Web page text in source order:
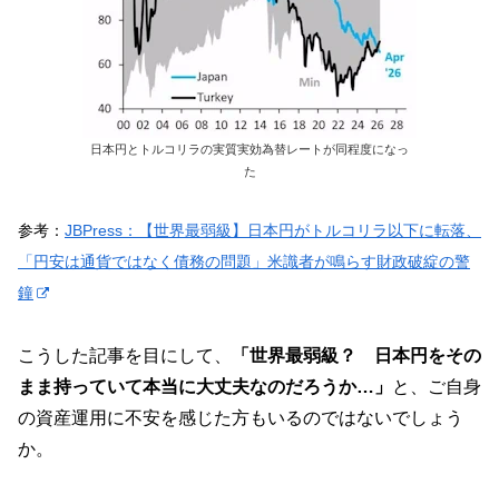
日本円とトルコリラの実質実効為替レートが同程度になっ
た
参考： JBPress：【世界最弱級】日本円がトルコリラ以下に転落、
「円安は通貨ではなく債務の問題」米識者が鳴らす財政破綻の警
鐘
こうした記事を目にして、
「世界最弱級？ 日本円をその
まま持っていて本当に大丈夫なのだろうか…」 と、ご自身
の資産運用に不安を感じた方もいるのではないでしょう
か。